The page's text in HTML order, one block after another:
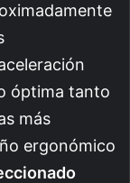
óptima tanto
más
ergonómico